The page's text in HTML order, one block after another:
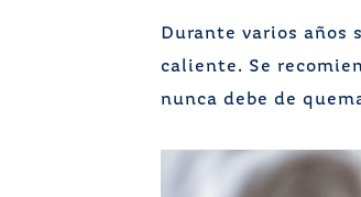
Durante varios años
caliente. Se
nunca debe de